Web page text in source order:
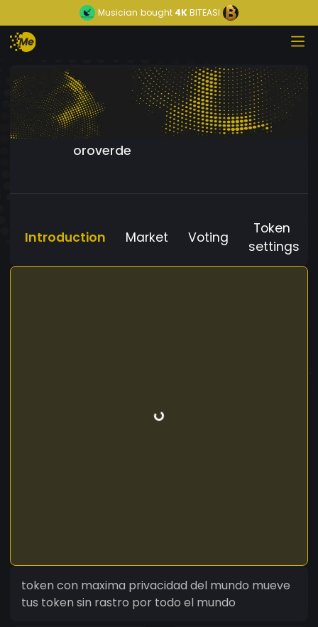
Musician bought 4KBITEASI
oroverde
Introduction Market Voting
Token
settings
token con maxima privacidad del mundo mueve
tus token sin rastro por todo el mundo